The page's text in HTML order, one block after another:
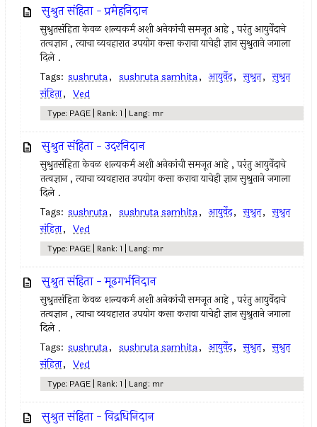
सुश्रुत संहिता - प्रमेहनिदान
सुश्रुतसंहिता केवळ शल्यकर्म अशी अनेकांची समजूत आहे , परंतु आयुर्वेदाचे
तत्वज्ञान , त्याचा व्यवहारात उपयोग कसा करावा याचेही ज्ञान सुश्रुताने जगाला
दिले .
Tags: sushruta, sushruta samhita, आयुर्वेद, सुश्रुत, सुश्रुत
संहिता, Ved
Type: PAGE | Rank: 1 | Lang: mr
सुश्रुत संहिता - उदरनिदान
सुश्रुतसंहिता केवळ शल्यकर्म अशी अनेकांची समजूत आहे , परंतु आयुर्वेदाचे
तत्वज्ञान , त्याचा व्यवहारात उपयोग कसा करावा याचेही ज्ञान सुश्रुताने जगाला
दिले .
Tags: sushruta, sushruta samhita, आयुर्वेद, सुश्रुत, सुश्रुत
संहिता, Ved
Type: PAGE | Rank: 1 | Lang: mr
सुश्रुत संहिता - मूढगर्भनिदान
सुश्रुतसंहिता केवळ शल्यकर्म अशी अनेकांची समजूत आहे , परंतु आयुर्वेदाचे
तत्वज्ञान , त्याचा व्यवहारात उपयोग कसा करावा याचेही ज्ञान सुश्रुताने जगाला
दिले .
Tags: sushruta, sushruta samhita, आयुर्वेद, सुश्रुत, सुश्रुत
संहिता, Ved
Type: PAGE | Rank: 1 | Lang: mr
सुश्रुत संहिता - विद्रधिनिदान